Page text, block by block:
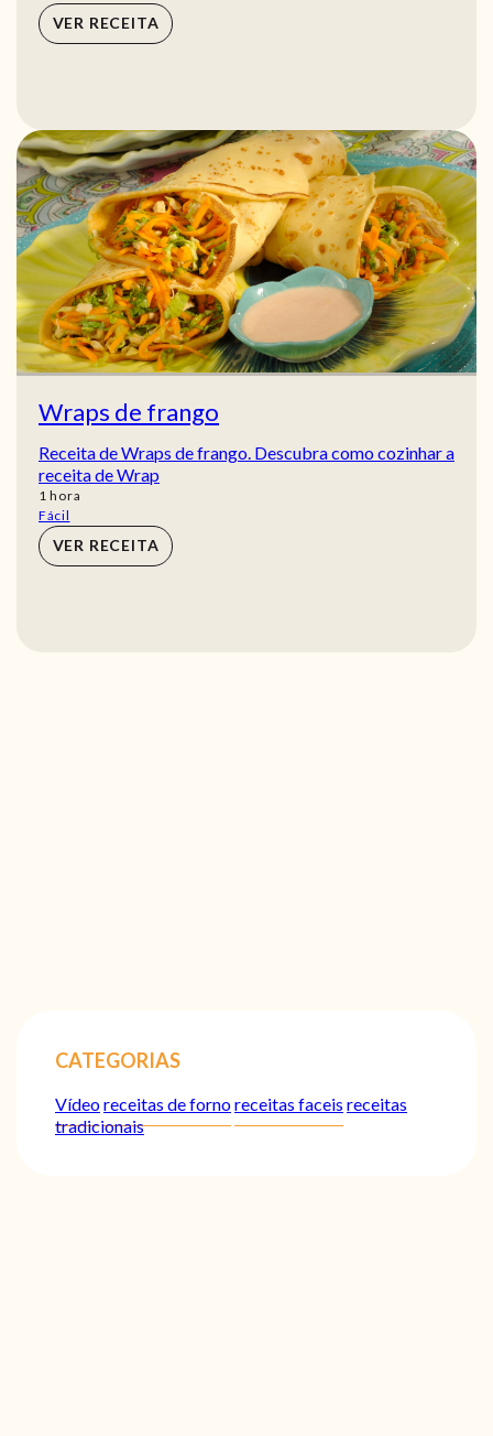
VER RECEITA
Wraps de frango
Receita de Wraps de frango. Descubra como cozinhar a
receita de Wrap
1 hora
hora
Fácil
VER RECEITA
CATEGORIAS
Vídeoreceitas de fornoreceitas faceis receitas
tradicionais